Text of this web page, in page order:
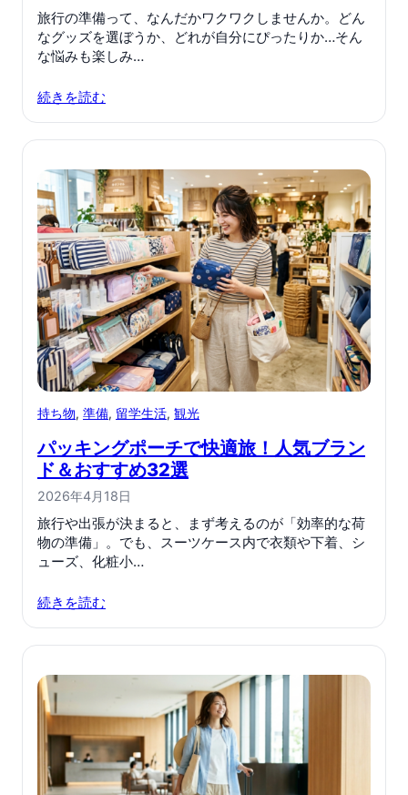
旅行の準備って、なんだかワクワクしませんか。どん
なグッズを選ぼうか、どれが自分にぴったりか…そん
な悩みも楽しみ…
続きを読む
持ち物, 準備, 留学生活, 観光
パッキングポーチで快適旅！人気ブラン
ド＆おすすめ32選
2026年4月18日
旅行や出張が決まると、まず考えるのが「効率的な荷
物の準備」。でも、スーツケース内で衣類や下着、シ
ューズ、化粧小…
続きを読む